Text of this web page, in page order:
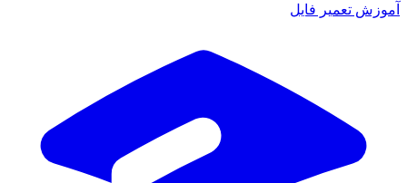
آموزش تعمیر فایل